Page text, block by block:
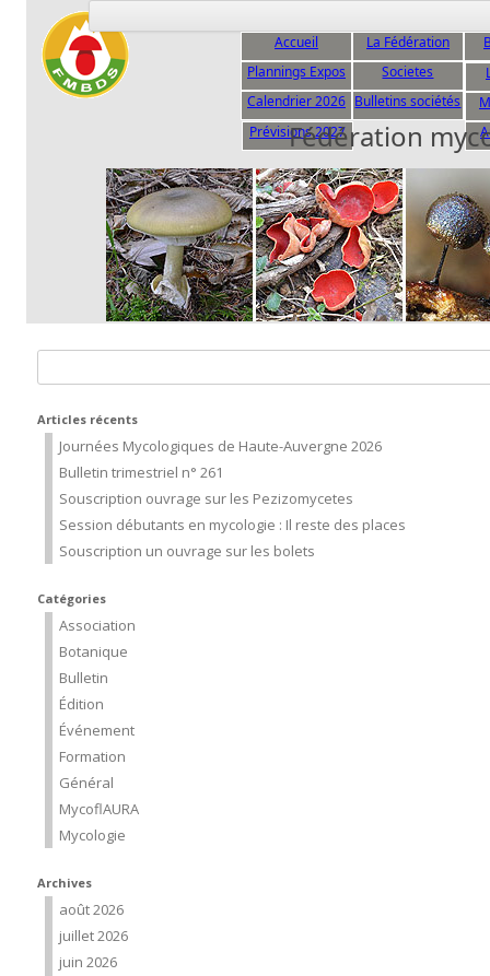
Accueil La Fédération
Plannings Expos Societes
Calendrier 2026
Prévisions 2027
Bulletins sociétés
Fédération
Articles récents
Journées Mycologiques de Haute-Auvergne 2026
Bulletin trimestriel n° 261
Souscription ouvrage sur les Pezizomycetes
Session débutants en mycologie : Il reste des places
Souscription un ouvrage sur les bolets
Catégories
Association
Botanique
Bulletin
Édition
Événement
Formation
Général
MycoflAURA
Mycologie
Archives
août 2026
juillet 2026
juin 2026